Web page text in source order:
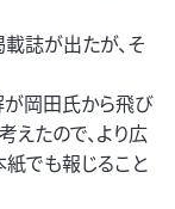
誌が出たが、そ
が岡田氏から飛び
えたので、より広
紙でも報じること